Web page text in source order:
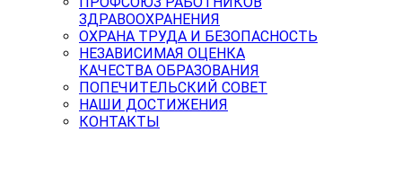
ЗДРАВООХРАНЕНИЯ
ОХРАНА ТРУДА И БЕЗОПАСНОСТЬ
НЕЗАВИСИМАЯ ОЦЕНКА
КАЧЕСТВА ОБРАЗОВАНИЯ
ПОПЕЧИТЕЛЬСКИЙ СОВЕТ
НАШИ ДОСТИЖЕНИЯ
КОНТАКТЫ